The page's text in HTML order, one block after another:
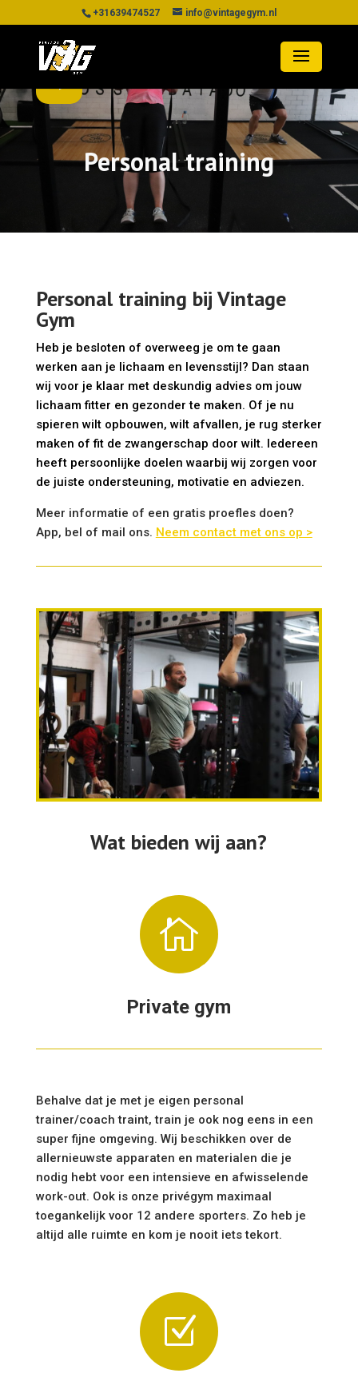
+31639474527 info@vintagegym.nl
”>
Personal training
Personal training bij Vintage
Gym
Heb je besloten of overweeg je om te gaan
werken aan je lichaam en levensstijl? Dan staan
wij voor je klaar met deskundig advies om jouw
lichaam fitter en gezonder te maken. Of je nu
spieren wilt opbouwen, wilt afvallen, je rug sterker
maken of fit de zwangerschap door wilt. Iedereen
heeft persoonlijke doelen waarbij wij zorgen voor
de juiste ondersteuning, motivatie en adviezen.
Meer informatie of een gratis proefles doen?
App, bel of mail ons. Neem contact met ons op >
Wat bieden wij aan?

Private gym
Behalve dat je met je eigen personal
trainer/coach traint, train je ook nog eens in een
super fijne omgeving. Wij beschikken over de
allernieuwste apparaten en materialen die je
nodig hebt voor een intensieve en afwisselende
work-out. Ook is onze privégym maximaal
toegankelijk voor 12 andere sporters. Zo heb je
altijd alle ruimte en kom je nooit iets tekort.
Z